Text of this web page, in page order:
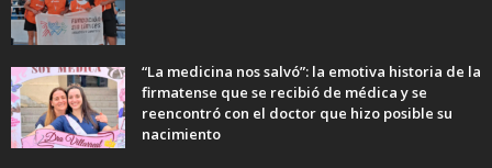
“La medicina nos salvó”: la emotiva historia de la
firmatense que se recibió de médica y se
reencontró con el doctor que hizo posible su
nacimiento